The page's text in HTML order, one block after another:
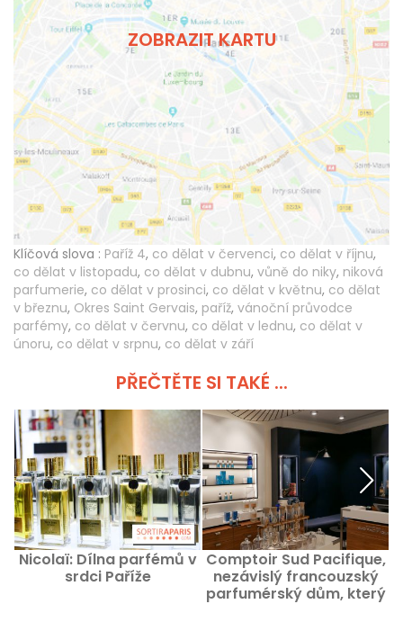
ZOBRAZIT KARTU
Klíčová slova : Paříž 4, co dělat v červenci, co dělat v říjnu,
co dělat v listopadu, co dělat v dubnu, vůně do niky, niková
parfumerie, co dělat v prosinci, co dělat v květnu, co dělat
v březnu, Okres Saint Gervais, paříž, vánoční průvodce
parfémy, co dělat v červnu, co dělat v lednu, co dělat v
únoru, co dělat v srpnu, co dělat v září
PŘEČTĚTE SI TAKÉ ...
Nicolaï: Dílna parfémů v
srdci Paříže
Comptoir Sud Pacifique,
nezávislý francouzský
parfumérský dům, který